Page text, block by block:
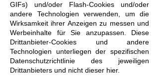
GIFs) und/oder Flash-Cookies und/oder
andere Technologien verwenden, um die
Wirksamkeit ihrer Anzeigen zu messen und
Werbeinhalte für Sie anzupassen. Diese
Drittanbieter-Cookies und andere
Technologien unterliegen der spezifischen
Datenschutzrichtlinie des jeweiligen
Drittanbieters und nicht dieser hier.